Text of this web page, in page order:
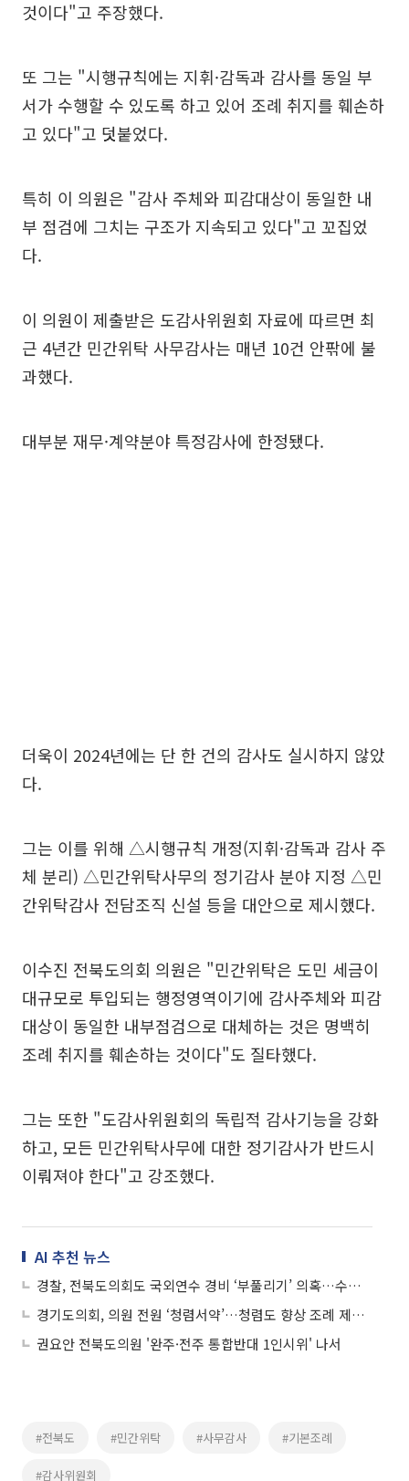
것이다"고 주장했다.
또 그는 "시행규칙에는 지휘·감독과 감사를 동일 부
서가 수행할 수 있도록 하고 있어 조례 취지를 훼손하
고 있다"고 덧붙었다.
특히 이 의원은 "감사 주체와 피감대상이 동일한 내
부 점검에 그치는 구조가 지속되고 있다"고 꼬집었
다.
이 의원이 제출받은 도감사위원회 자료에 따르면 최
근 4년간 민간위탁 사무감사는 매년 10건 안팎에 불
과했다.
대부분 재무·계약분야 특정감사에 한정됐다.
더욱이 2024년에는 단 한 건의 감사도 실시하지 않았
다.
그는 이를 위해 △시행규칙 개정(지휘·감독과 감사 주
체 분리) △민간위탁사무의 정기감사 분야 지정 △민
간위탁감사 전담조직 신설 등을 대안으로 제시했다.
이수진 전북도의회 의원은 "민간위탁은 도민 세금이
대규모로 투입되는 행정영역이기에 감사주체와 피감
대상이 동일한 내부점검으로 대체하는 것은 명백히
조례 취지를 훼손하는 것이다"도 질타했다.
그는 또한 "도감사위원회의 독립적 감사기능을 강화
하고, 모든 민간위탁사무에 대한 정기감사가 반드시
이뤄져야 한다"고 강조했다.
AI 추천 뉴스
경찰, 전북도의회도 국외연수 경비 ‘부풀리기’ 의혹…수사 착수
경기도의회, 의원 전원 ‘청렴서약’…청렴도 향상 조례 제도화 착수
권요안 전북도의원 '완주·전주 통합반대 1인시위' 나서
#전북도 #민간위탁 #사무감사 #기본조례
#감사위원회